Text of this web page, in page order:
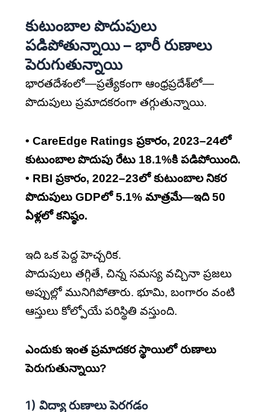
కుటుంబాల పొదుపులు
పడిపోతున్నాయి – భారీ రుణాలు
పెరుగుతున్నాయి
భారతదేశంలో—ప్రత్యేకంగా ఆంధ్రప్రదేశ్‌లో—
పొదుపులు ప్రమాదకరంగా తగ్గుతున్నాయి.
• CareEdge Ratings ప్రకారం, 2023–24లో
కుటుంబాల పొదుపు రేటు 18.1%కి పడిపోయింది.
• RBI ప్రకారం, 2022–23లో కుటుంబాల నికర
పొదుపులు GDPలో 5.1% మాత్రమే—ఇది 50
ఏళ్లలో కనిష్ఠం.
ఇది ఒక పెద్ద హెచ్చరిక.
పొదుపులు తగ్గితే, చిన్న సమస్య వచ్చినా ప్రజలు
అప్పుల్లో మునిగిపోతారు. భూమి, బంగారం వంటి
ఆస్తులు కోల్పోయే పరిస్థితి వస్తుంది.
ఎందుకు ఇంత ప్రమాదకర స్థాయిలో రుణాలు
పెరుగుతున్నాయి?
1)విద్యా రుణాలు పెరగడం